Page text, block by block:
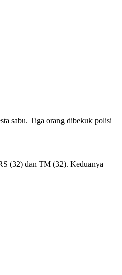
sabu. Tiga orang dibekuk polisi
(32) dan TM (32). Keduanya